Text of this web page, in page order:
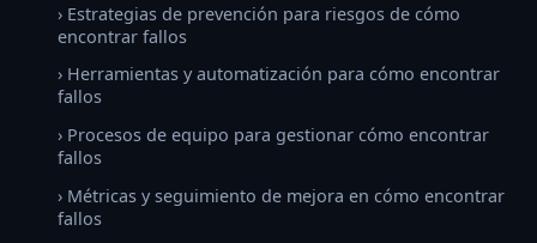
› Estrategias de prevención para riesgos de cómo
encontrar fallos
› Herramientas y automatización para cómo encontrar
fallos
› Procesos de equipo para gestionar cómo encontrar
fallos
› Métricas y seguimiento de mejora en cómo encontrar
fallos